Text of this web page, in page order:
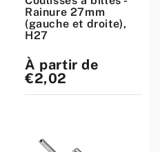
Rainure 27mm
(gauche et droite),
H27
Prix
standard
À partir de
€2,02